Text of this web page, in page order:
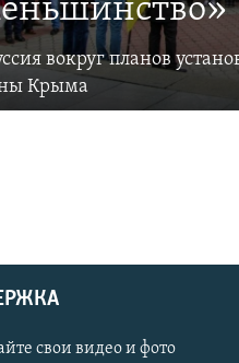
вокруг планов
Крыма
свои видео и фото